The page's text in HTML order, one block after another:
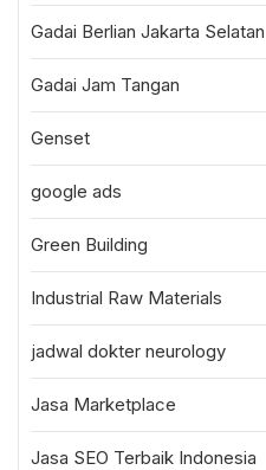
Gadai Berlian Jakarta Selatan
Gadai Jam Tangan
Genset
google ads
Green Building
Industrial Raw Materials
jadwal dokter neurology
Jasa Marketplace
Jasa SEO Terbaik Indonesia